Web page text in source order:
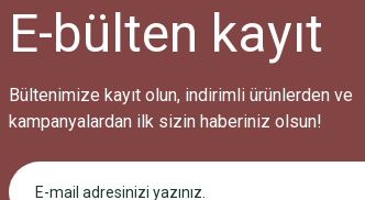
E-bülten kayıt
Bültenimize kayıt olun, indirimli ürünlerden ve
kampanyalardan ilk sizin haberiniz olsun!